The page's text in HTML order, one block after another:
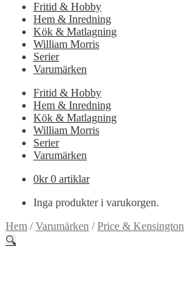
Fritid & Hobby
Hem & Inredning
Kök & Matlagning
William Morris
Serier
Varumärken
Fritid & Hobby
Hem & Inredning
Kök & Matlagning
William Morris
Serier
Varumärken
0kr 0 artiklar
Inga produkter i varukorgen.
Hem /Varumärken /Price & Kensington
🔍